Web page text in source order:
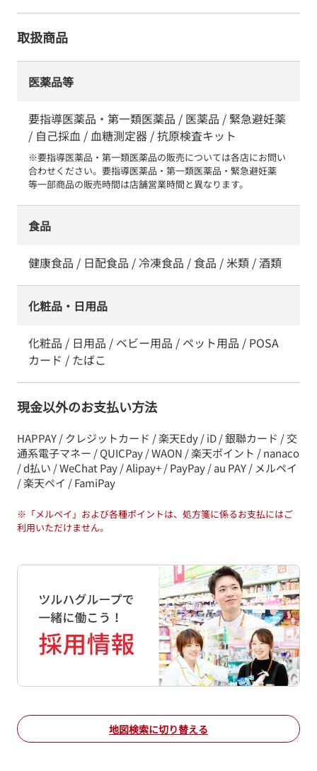
取扱商品
医薬品等
要指導医薬品・第一類医薬品 / 医薬品 / 緊急避妊薬
/ 自己採血 / 血糖測定器 / 抗原検査キット
※要指導医薬品・第一類医薬品の販売については各店にお問い
合わせください。要指導医薬品・第一類医薬品・緊急避妊薬
等一部商品の販売時間は店舗営業時間と異なります。
食品
健康食品 / 日配食品 / 冷凍食品 / 食品 / 米類 / 酒類
化粧品・日用品
化粧品 / 日用品 / ベビー用品 / ペット用品 / POSA
カード / たばこ
現金以外のお支払い方法
HAPPAY / クレジットカード / 楽天Edy / iD / 銀聯カード / 交
通系電子マネー / QUICPay / WAON / 楽天ポイント / nanaco
/ d払い / WeChat Pay / Alipay+ / PayPay / au PAY / メルペイ
/ 楽天ペイ / FamiPay
※ 「メルペイ」および各種ポイントは、処方箋に係るお支払にはご
利用いただけません。
地図検索に切り替える